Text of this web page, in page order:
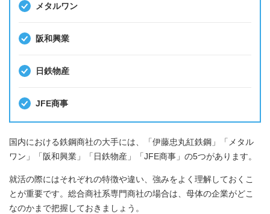
メタルワン
阪和興業
日鉄物産
JFE商事
国内における鉄鋼商社の大手には、「伊藤忠丸紅鉄鋼」「メタル
ワン」「阪和興業」「日鉄物産」「JFE商事」の5つがあります。
就活の際にはそれぞれの特徴や違い、強みをよく理解しておくこ
とが重要です。総合商社系専門商社の場合は、母体の企業がどこ
なのかまで把握しておきましょう。